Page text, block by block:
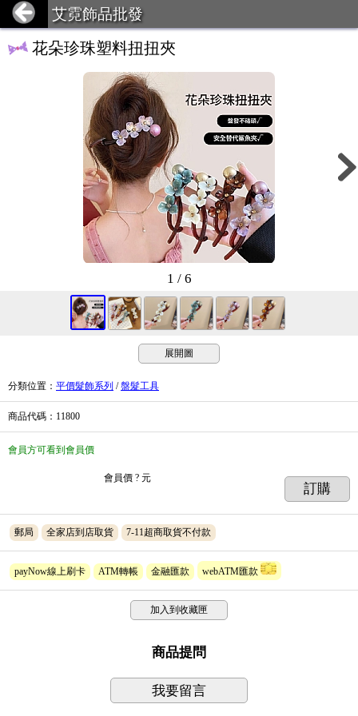
艾霓飾品批發
花朵珍珠塑料扭扭夾
1 / 6
展開圖
分類位置 ： 平價髮飾系列 /盤髮工具
商品代碼 ：11800
會員方可看到會員價
會員價 ? 元
訂購
郵局 全家店到店取貨 7-11超商取貨不付款
payNow線上刷卡 ATM轉帳 金融匯款 webATM匯款
加入到收藏匣
商品提問
我要留言